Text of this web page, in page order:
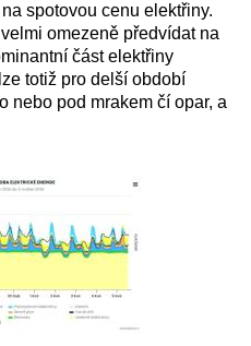
spotovou cenu elektřiny.
omezeně předvídat na
část elektřiny
totiž pro delší období
nebo pod mrakem čí opar, a